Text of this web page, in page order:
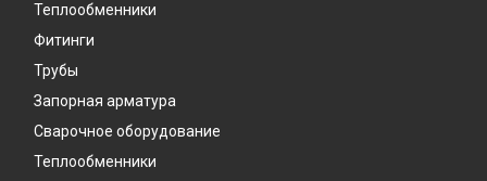
Теплообменники
Фитинги
Трубы
Запорная арматура
Сварочное оборудование
Теплообменники